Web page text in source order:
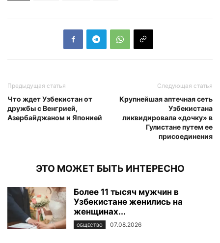
Предыдущая статья
Что ждет Узбекистан от
дружбы с Венгрией,
Азербайджаном и Японией
Следующая статья
Крупнейшая аптечная сеть
Узбекистана
ликвидировала «дочку» в
Гулистане путем ее
присоединения
ЭТО МОЖЕТ БЫТЬ ИНТЕРЕСНО
Более 11 тысяч мужчин в
Узбекистане женились на
женщинах...
ОБЩЕСТВО 07.08.2026